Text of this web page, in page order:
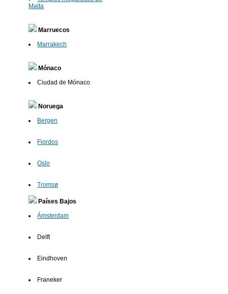
Malta
Marruecos
Marrakech
Mónaco
Ciudad de Mónaco
Noruega
Bergen
Fiordos
Oslo
Tromsø
Países Bajos
Ámsterdam
Delft
Eindhoven
Franeker